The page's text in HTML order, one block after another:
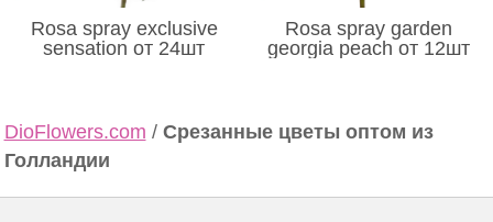
Rosa spray exclusive
sensation от 24шт
Rosa spray garden
georgia peach от 12шт
DioFlowers.com / Срезанные цветы оптом из
Голландии